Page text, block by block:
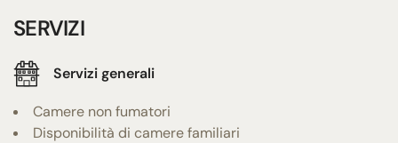
SERVIZI
Servizi generali
Camere non fumatori
Disponibilità di camere familiari